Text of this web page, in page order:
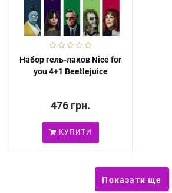
Набор гель-лаков Nice for
you 4+1 Beetlejuice
476 грн.
КУПИТИ
Показати ще